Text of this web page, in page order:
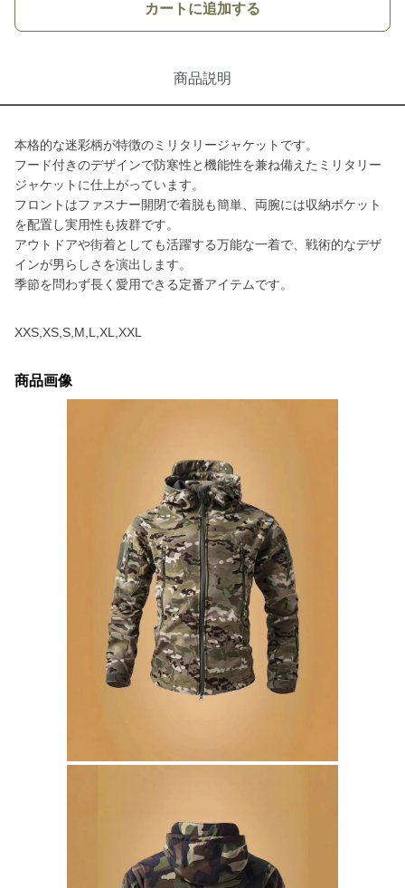
カートに追加する
商品説明
本格的な迷彩柄が特徴のミリタリージャケットです。
フード付きのデザインで防寒性と機能性を兼ね備えたミリタリー
ジャケットに仕上がっています。
フロントはファスナー開閉で着脱も簡単、両腕には収納ポケット
を配置し実用性も抜群です。
アウトドアや街着としても活躍する万能な一着で、戦術的なデザ
インが男らしさを演出します。
季節を問わず長く愛用できる定番アイテムです。
XXS,XS,S,M,L,XL,XXL
商品画像